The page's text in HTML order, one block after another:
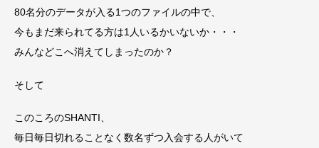
80名分のデータが入る1つのファイルの中で、
今もまだ来られてる方は1人いるかいないか・・・
みんなどこへ消えてしまったのか？
そして
このころのSHANTI、
毎日毎日切れることなく数名ずつ入会する人がいて